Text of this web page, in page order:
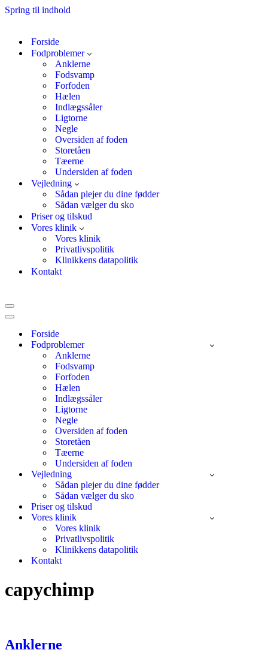
Spring til indhold
Forside
Fodproblemer
Anklerne
Fodsvamp
Forfoden
Hælen
Indlægssåler
Ligtorne
Negle
Oversiden af foden
Storetåen
Tæerne
Undersiden af foden
Vejledning
Sådan plejer du dine fødder
Sådan vælger du sko
Priser og tilskud
Vores klinik
Vores klinik
Privatlivspolitik
Klinikkens datapolitik
Kontakt
Navigation
menu
Navigation
Forside
Fodproblemer
Anklerne
Fodsvamp
Forfoden
Hælen
Indlægssåler
Ligtorne
Negle
Oversiden af foden
Storetåen
Tæerne
Undersiden af foden
Vejledning
Sådan plejer du dine fødder
Sådan vælger du sko
Priser og tilskud
Vores klinik
Vores klinik
Privatlivspolitik
Klinikkens datapolitik
Kontakt
capychimp
Anklerne